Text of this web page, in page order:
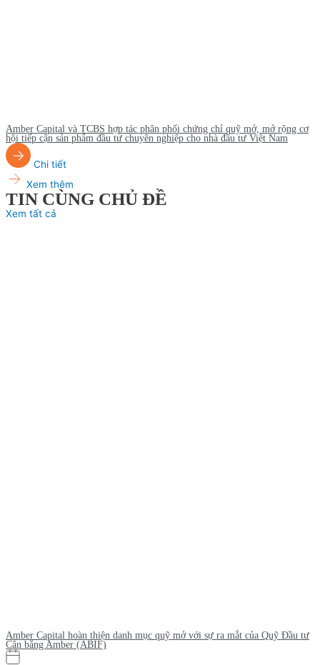
Amber Capital và TCBS hợp tác phân phối chứng chỉ quỹ mở, mở rộng cơ
hội tiếp cận sản phẩm đầu tư chuyên nghiệp cho nhà đầu tư Việt Nam
Chi tiết
Xem thêm
TIN CÙNG CHỦ ĐỀ
Xem tất cả
Amber Capital hoàn thiện danh mục quỹ mở với sự ra mắt của Quỹ Đầu tư
Cân bằng Amber (ABIF)